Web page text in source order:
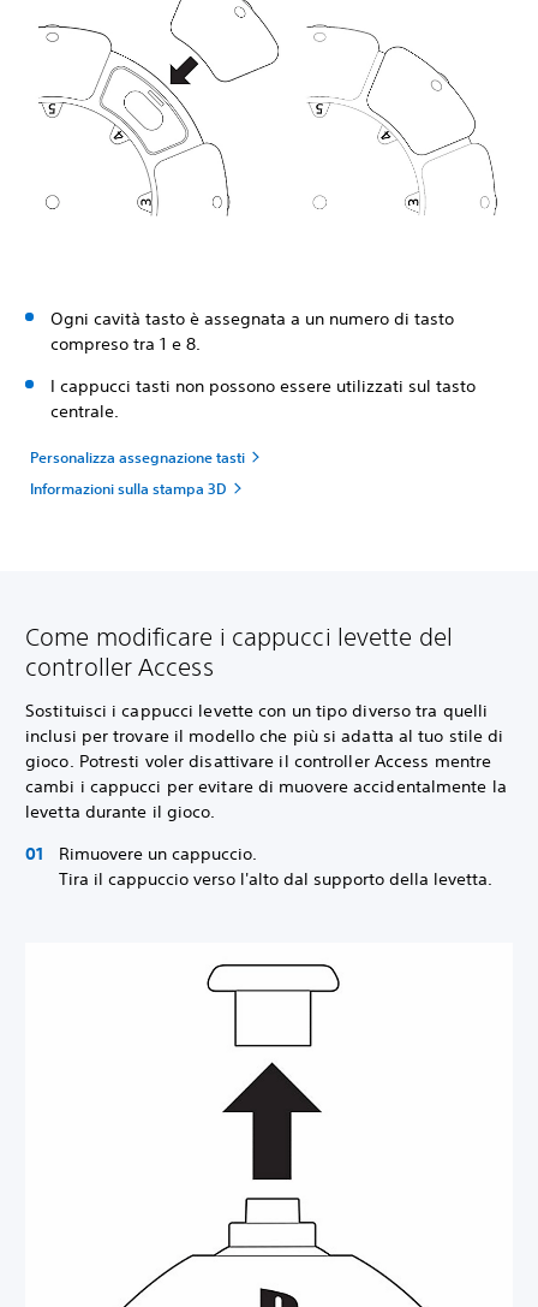
Ogni cavità tasto è assegnata a un numero di tasto
compreso tra 1 e 8.
I cappucci tasti non possono essere utilizzati sul tasto
centrale.
Personalizza assegnazione tasti
Informazioni sulla stampa 3D
Come modificare i cappucci levette del
controller Access
Sostituisci i cappucci levette con un tipo diverso tra quelli
inclusi per trovare il modello che più si adatta al tuo stile di
gioco. Potresti voler disattivare il controller Access mentre
cambi i cappucci per evitare di muovere accidentalmente la
levetta durante il gioco.
Rimuovere un cappuccio.
Tira il cappuccio verso l'alto dal supporto della levetta.